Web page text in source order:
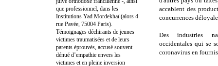
accablent des
concurrences
Des industries
occidentales qui se
coronavirus en
que professionnel, dans les
Institutions Yad Mordekhaï (alors 4
rue Pavée, 75004 Paris).
Témoignages déchirants de jeunes
victimes traumatisées et de leurs
parents éprouvés, accusé souvent
dénué d’empathie envers les
victimes et en pleine inversion